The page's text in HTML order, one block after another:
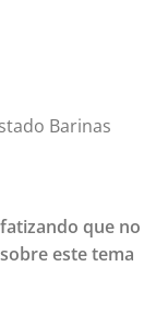
Barinas
que no
este tema